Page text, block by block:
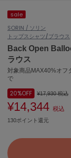
(124)
ànuke
アンヌーク
ASICS
アシックス
バレリット
BANDOLIER
バンドリヤー
Barbour
バブアー
sale
SORIN / ソリン
トップスシャツ/ブラウス
Back Open
ラウス
対象商品MAX40%オ
で
20%OFF ¥17,930税込
¥14,344 税込
130ポイント還元